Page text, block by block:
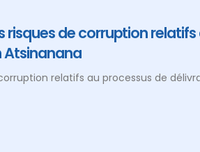
risques de corruption
Atsinanana
relatifs au processus de